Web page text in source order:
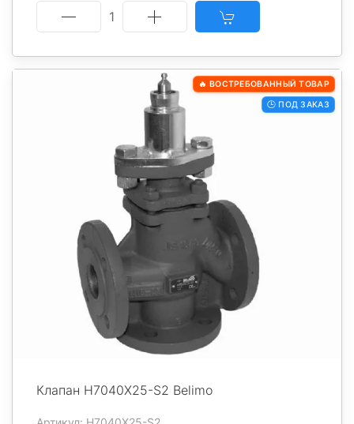
1
🔥 ВОСТРЕБОВАННЫЙ ТОВАР
🕒 ПОД ЗАКАЗ
Клапан H7040X25-S2 Belimo